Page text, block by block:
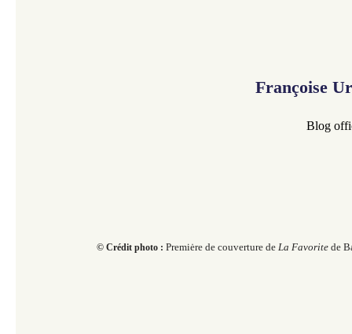
Françoise
Blog
© Crédit photo : Premiėre de couverture de La Favoritede